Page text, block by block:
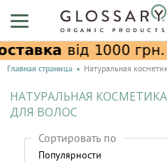
Главная страница Натуральная
НАТУРАЛЬНАЯ КОСМЕТИКА
ДЛЯ ВОЛОС
Сортировать по